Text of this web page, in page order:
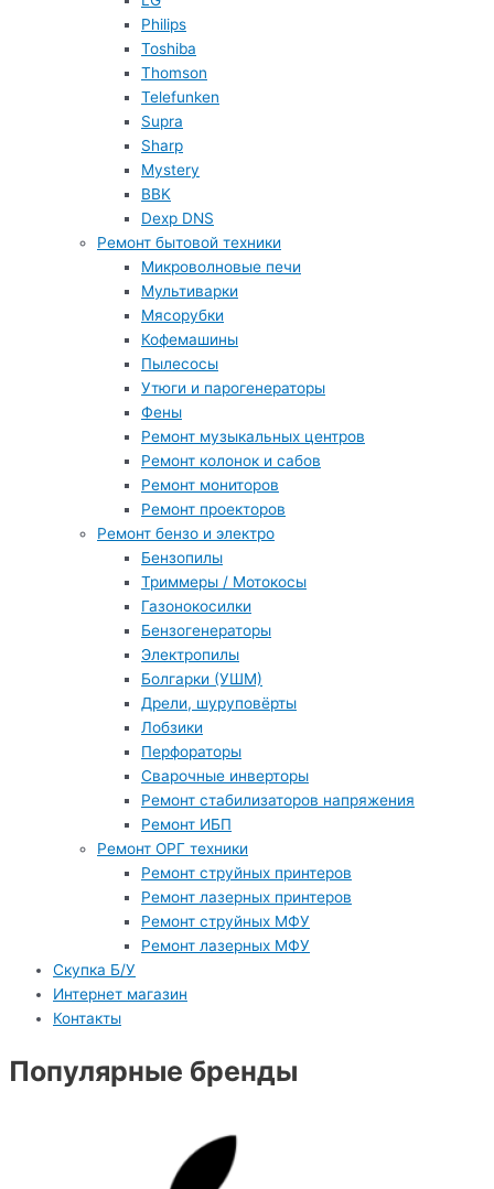
Philips
Toshiba
Thomson
Telefunken
Supra
Sharp
Mystery
BBK
Dexp DNS
Ремонт бытовой техники
Микроволновые печи
Мультиварки
Мясорубки
Кофемашины
Пылесосы
Утюги и парогенераторы
Фены
Ремонт музыкальных центров
Ремонт колонок и сабов
Ремонт мониторов
Ремонт проекторов
Ремонт бензо и электро
Бензопилы
Триммеры / Мотокосы
Газонокосилки
Бензогенераторы
Электропилы
Болгарки (УШМ)
Дрели, шуруповёрты
Лобзики
Перфораторы
Сварочные инверторы
Ремонт стабилизаторов напряжения
Ремонт ИБП
Ремонт ОРГ техники
Ремонт струйных принтеров
Ремонт лазерных принтеров
Ремонт струйных МФУ
Ремонт лазерных МФУ
Скупка Б/У
Интернет магазин
Контакты
Популярные бренды